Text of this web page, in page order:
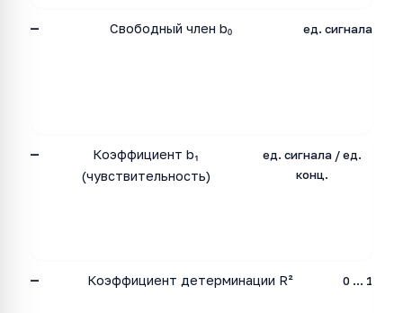
— Свободный член b₀ ед. сигнала
—
Коэффициент b₁
(чувствительность)
ед. сигнала / ед.
конц.
— Коэффициент детерминации R² 0 … 1